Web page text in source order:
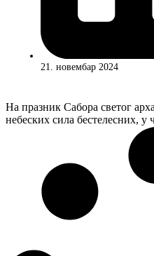
21. новембар 2024
На празник Сабора светог
небеских сила бестелесних, у